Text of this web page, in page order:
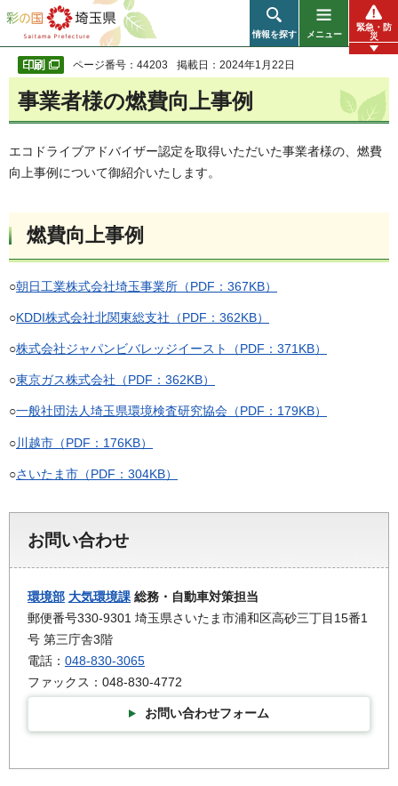
彩の国 埼玉県
情報を探す メニュー
緊急・防
災
ページ番号：44203 掲載日：2024年1月22日
事業者様の燃費向上事例
エコドライブアドバイザー認定を取得いただいた事業者様の、燃費
向上事例について御紹介いたします。
燃費向上事例
○朝日工業株式会社埼玉事業所（PDF：367KB）
○KDDI株式会社北関東総支社（PDF：362KB）
○株式会社ジャパンビバレッジイースト（PDF：371KB）
○東京ガス株式会社（PDF：362KB）
○一般社団法人埼玉県環境検査研究協会（PDF：179KB）
○川越市（PDF：176KB）
○さいたま市（PDF：304KB）
お問い合わせ
環境部 大気環境課 総務・自動車対策担当
郵便番号330-9301 埼玉県さいたま市浦和区高砂三丁目15番1
号 第三庁舎3階
電話： 048-830-3065
ファックス：048-830-4772
お問い合わせフォーム